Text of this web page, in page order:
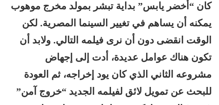
كان “أخضر يابس” بداية تبشر بمولد مخرج موهوب
يمكنه أن يساهم في تغيير السينما المصرية. لكن
الوقت انقضى دون أن نرى فيلمه التالي. ولابد أن
تكون هناك عوامل عديدة، أدت إلى إجهاض
مشروعه الثاني الذي كان يود إخراجه، ثم العودة
للبحث عن تمويل لائق لفيلمه الجديد “خروج آمن”